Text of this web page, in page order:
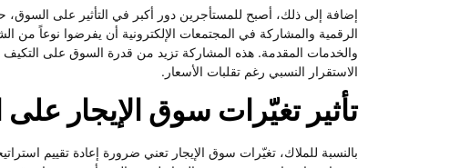
إضافة إلى ذلك، أصبح للمستأجرين دور أكبر في التأثير على
الرقمية والمشاركة في المجتمعات الإلكترونية أن يفرضوا نوعاً من
والخدمات المقدمة. هذه المشاركة تزيد من قدرة السوق على
الاستقرار النسبي رغم تقلبات الأسعار.
تأثير تغيّرات سوق الإيجار على
بالنسبة للملاك، تغيّرات سوق الإيجار تعني ضرورة إعادة تقييم